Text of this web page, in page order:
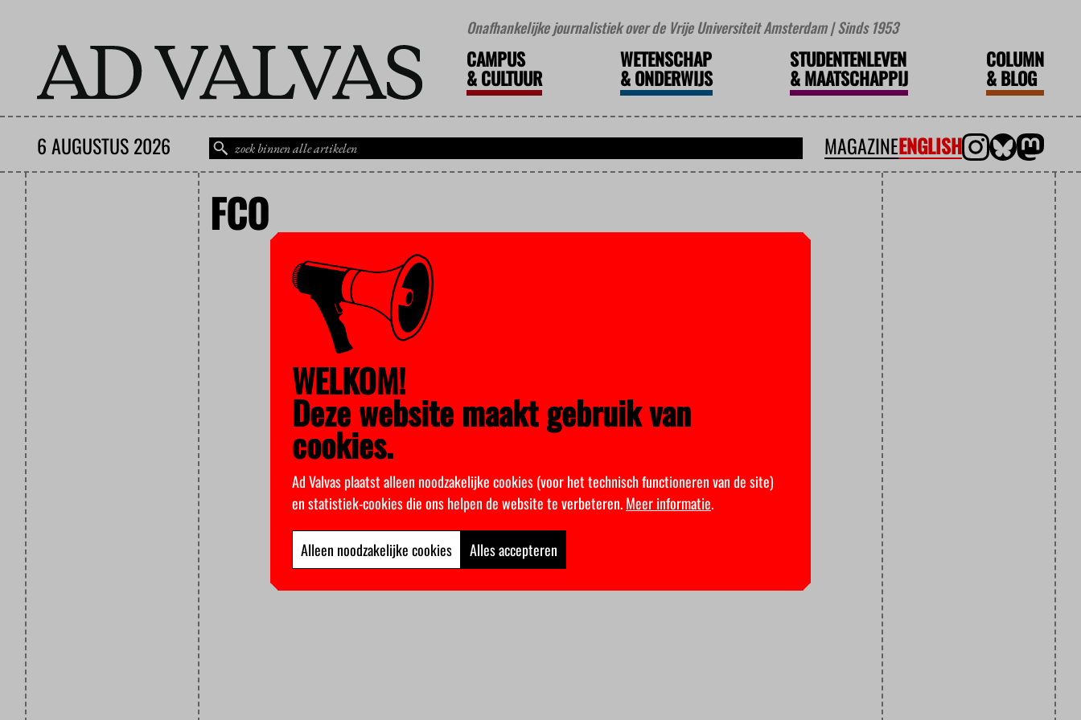
Onafhankelijke journalistiek over de Vrije Universiteit Amsterdam | Sinds 1953
CAMPUS
&CULTUUR
WETENSCHAP
&ONDERWIJS
STUDENTENLEVEN
&MAATSCHAPPIJ
COLUMN
&BLOG
6 AUGUSTUS 2026 MAGAZINEENGLISH
FCO
WELKOM!
Deze website maakt gebruik van
cookies.
Ad Valvas plaatst alleen noodzakelijke cookies (voor het technisch functioneren van de site)
en statistiek-cookies die ons helpen de website te verbeteren.Meer informatie.
Alleen noodzakelijke cookies Alles accepteren